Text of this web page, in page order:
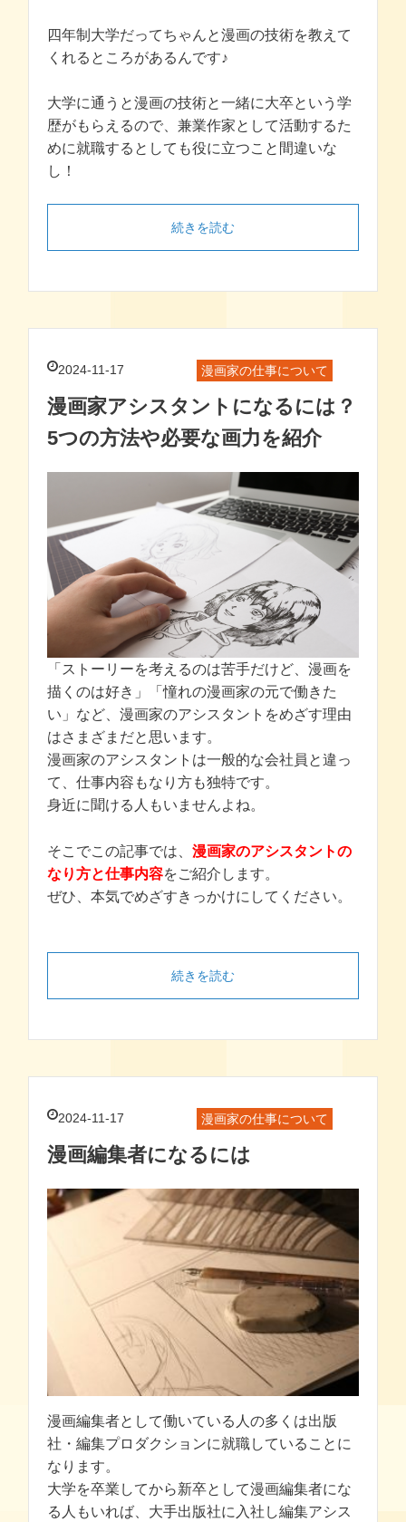
四年制大学だってちゃんと漫画の技術を教えて
くれるところがあるんです♪
大学に通うと漫画の技術と一緒に大卒という学
歴がもらえるので、兼業作家として活動するた
めに就職するとしても役に立つこと間違いな
し！
続きを読む
2024-11-17 漫画家の仕事について
漫画家アシスタントになるには？
5つの方法や必要な画力を紹介
「ストーリーを考えるのは苦手だけど、漫画を
描くのは好き」「憧れの漫画家の元で働きた
い」など、漫画家のアシスタントをめざす理由
はさまざまだと思います。
漫画家のアシスタントは一般的な会社員と違っ
て、仕事内容もなり方も独特です。
身近に聞ける人もいませんよね。
そこでこの記事では、漫画家のアシスタントの
なり方と仕事内容をご紹介します。
ぜひ、本気でめざすきっかけにしてください。
続きを読む
2024-11-17 漫画家の仕事について
漫画編集者になるには
漫画編集者として働いている人の多くは出版
社・編集プロダクションに就職していることに
なります。
大学を卒業してから新卒として漫画編集者にな
る人もいれば、大手出版社に入社し編集アシス